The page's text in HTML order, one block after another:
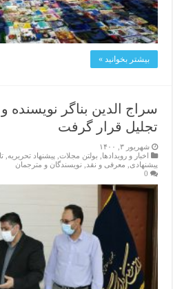
بیشتر بخوانید »
سراج الدین بناگر
تجلیل قرار گرفت
شهریور ۳, ۱۴۰۰
اخبار و رویدادها
بولتن مجلات پیشنهاد تحریریه ,
پیشنهادی
معرفی و نقد
نویسندگان و مترجمان
0